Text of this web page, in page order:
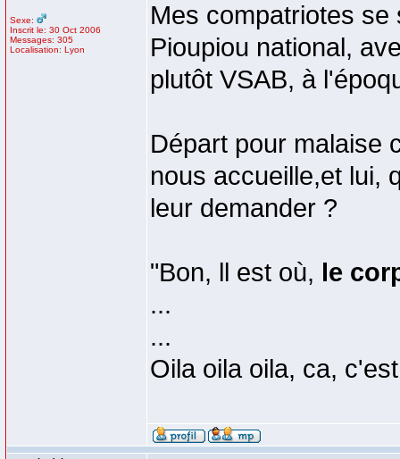
Sexe:
Inscrit le: 30 Oct 2006
Messages: 305
Localisation: Lyon
Mes compatriotes
Pioupiou national,
plutôt VSAB, à
Départ pour malaise
nous accueille,et lui,
leur demander ?
"Bon, ll est où, le
...
...
Oila oila oila, ca,